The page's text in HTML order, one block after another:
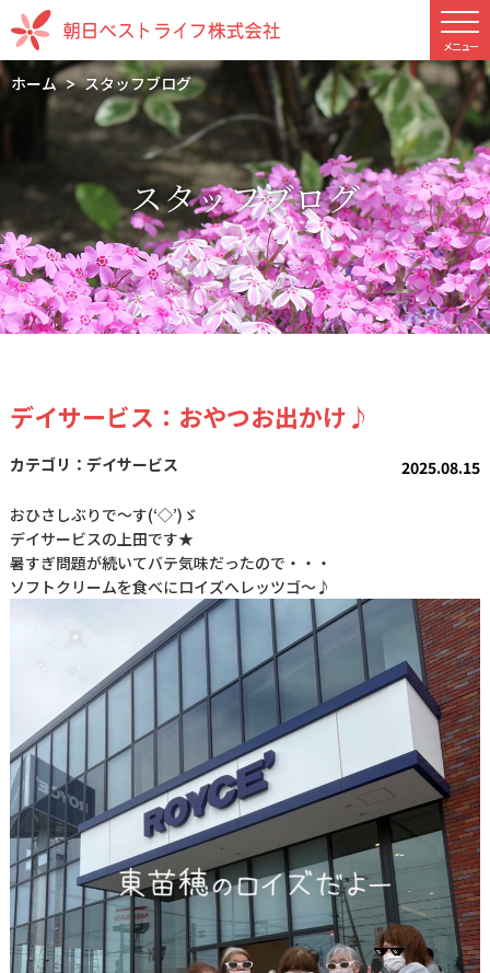
ホーム スタッフブログ
スタッフブログ
デイサービス：おやつお出かけ♪
デイサービス 2025.08.15
おひさしぶりで～す(‘◇’)ゞ
デイサービスの上田です★
暑すぎ問題が続いてバテ気味だったので・・・
ソフトクリームを食べにロイズへレッツゴ～♪